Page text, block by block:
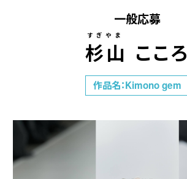
一般応募
杉山 こころ
すぎやま
作品名：Kimono gem